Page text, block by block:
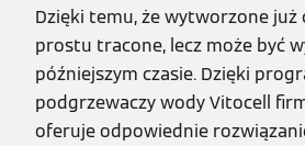
Dzięki temu, że wytworzone już
prostu tracone, lecz może być
późniejszym czasie. Dzięki
podgrzewaczy wody Vitocell
oferuje odpowiednie